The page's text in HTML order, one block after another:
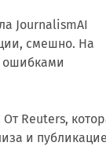
JournalismAI
смешно. На
ошибками
Reuters,
и